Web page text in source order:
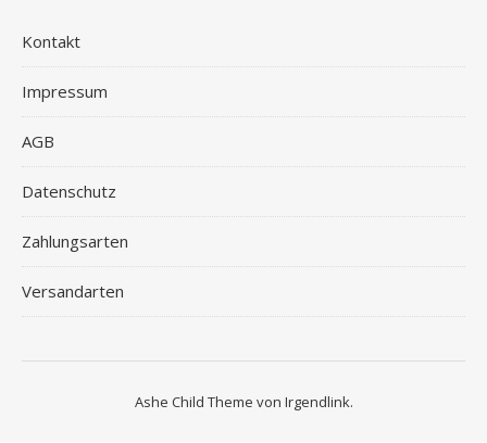
Kontakt
Impressum
AGB
Datenschutz
Zahlungsarten
Versandarten
Ashe Child Theme von Irgendlink.